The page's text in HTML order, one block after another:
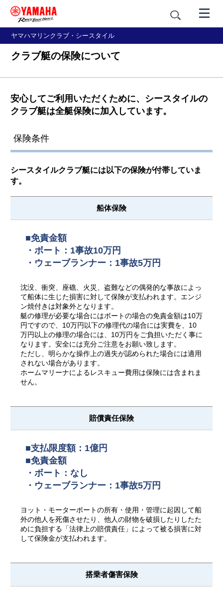
ヤマハマリンクラブ・シースタイル
クラブ艇の保険について
安心してご利用いただくために、シースタイルの
クラブ艇は全艇保険に加入しています。
保険条件
シースタイルクラブ艇には以下の保険が付帯していま
す。
船体保険
■免責金額
・ボート：1事故10万円
・ウェーブランナー：1事故5万円
沈没、衝突、座礁、火災、盗難などの偶発的な事故によっ
て船体に生じた損害に対して保険が支払われます。エンジ
ン焼付きは対象外となります。
艇の修理が必要な場合にはボートの場合の免責金額は10万
円ですので、10万円以下の修理代の場合には実費を、10
万円以上の修理の場合には、10万円をご負担いただく事に
なります。安全には充分ご注意をお願い致します。
ただし、明らかな操作上の過失が認められた場合には適用
されない場合があります。
ホームマリーナによるレスキュー費用は保険には含まれま
せん。
賠償責任保険
■支払限度額：1億円
■免責金額
・ボート：なし
・ウェーブランナー：1事故5万円
ヨット・モーターボートの所有・使用・管理に起因して船
外の他人を死傷させたり、他人の財物を破損したりしたた
めに負担する「法律上の賠償責任」によって被る損害に対
して保険金が支払われます。
搭乗者傷害保険